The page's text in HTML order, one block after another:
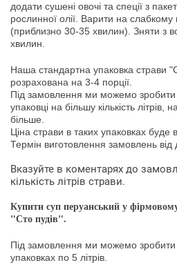
додати сушені овочі та спеції з
рослинної олії. Варити на слабкому
(приблизно 30-35 хвилин). Зняти з
хвилин.
Наша стандартна упаковка страви "
розрахована на 3-4 порції
Під замовлення ми можемо зробити
упаковці на більшу кількість літрів
більше
Ціна страви в таких упаковках буде
Термін виготовлення замовлень від
Вказуйте в коментарях до
кількість літрів страви.
Купитисупперуанськийу
"Стопудів".
Під замовлення ми можемо
упаковках по 5 літрів.